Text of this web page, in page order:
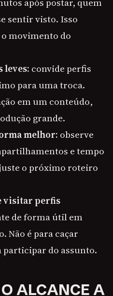
após postar, quem
sentir visto. Isso
movimento do
leves: convide perfis
para uma troca.
em um conteúdo,
grande.
melhor: observe
e tempo
o próximo roteiro
visitar perfis
de forma útil em
Não é para caçar
participar do assunto.
ALCANCE A